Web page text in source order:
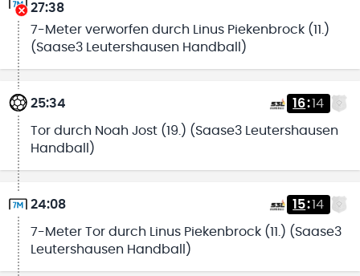
27:38
7-Meter verworfen durch Linus Piekenbrock (11.)
(Saase3 Leutershausen Handball)
25:34 16:14
Tor durch Noah Jost (19.) (Saase3 Leutershausen
Handball)
24:08 15:14
7-Meter Tor durch Linus Piekenbrock (11.) (Saase3
Leutershausen Handball)